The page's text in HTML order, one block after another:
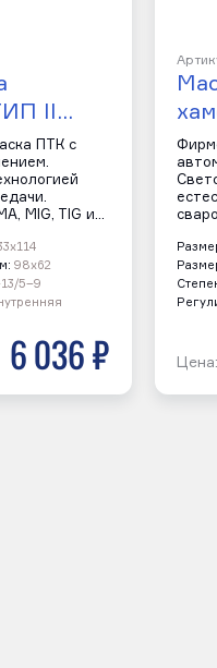
II…
ПТК с
MIG, TIG и…
98х62
5–9
6 036 р Цена: